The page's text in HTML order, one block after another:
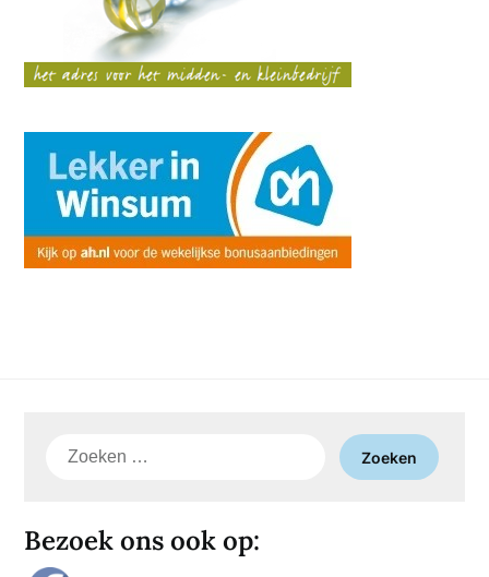
Zoeken
Bezoek ons ook op: